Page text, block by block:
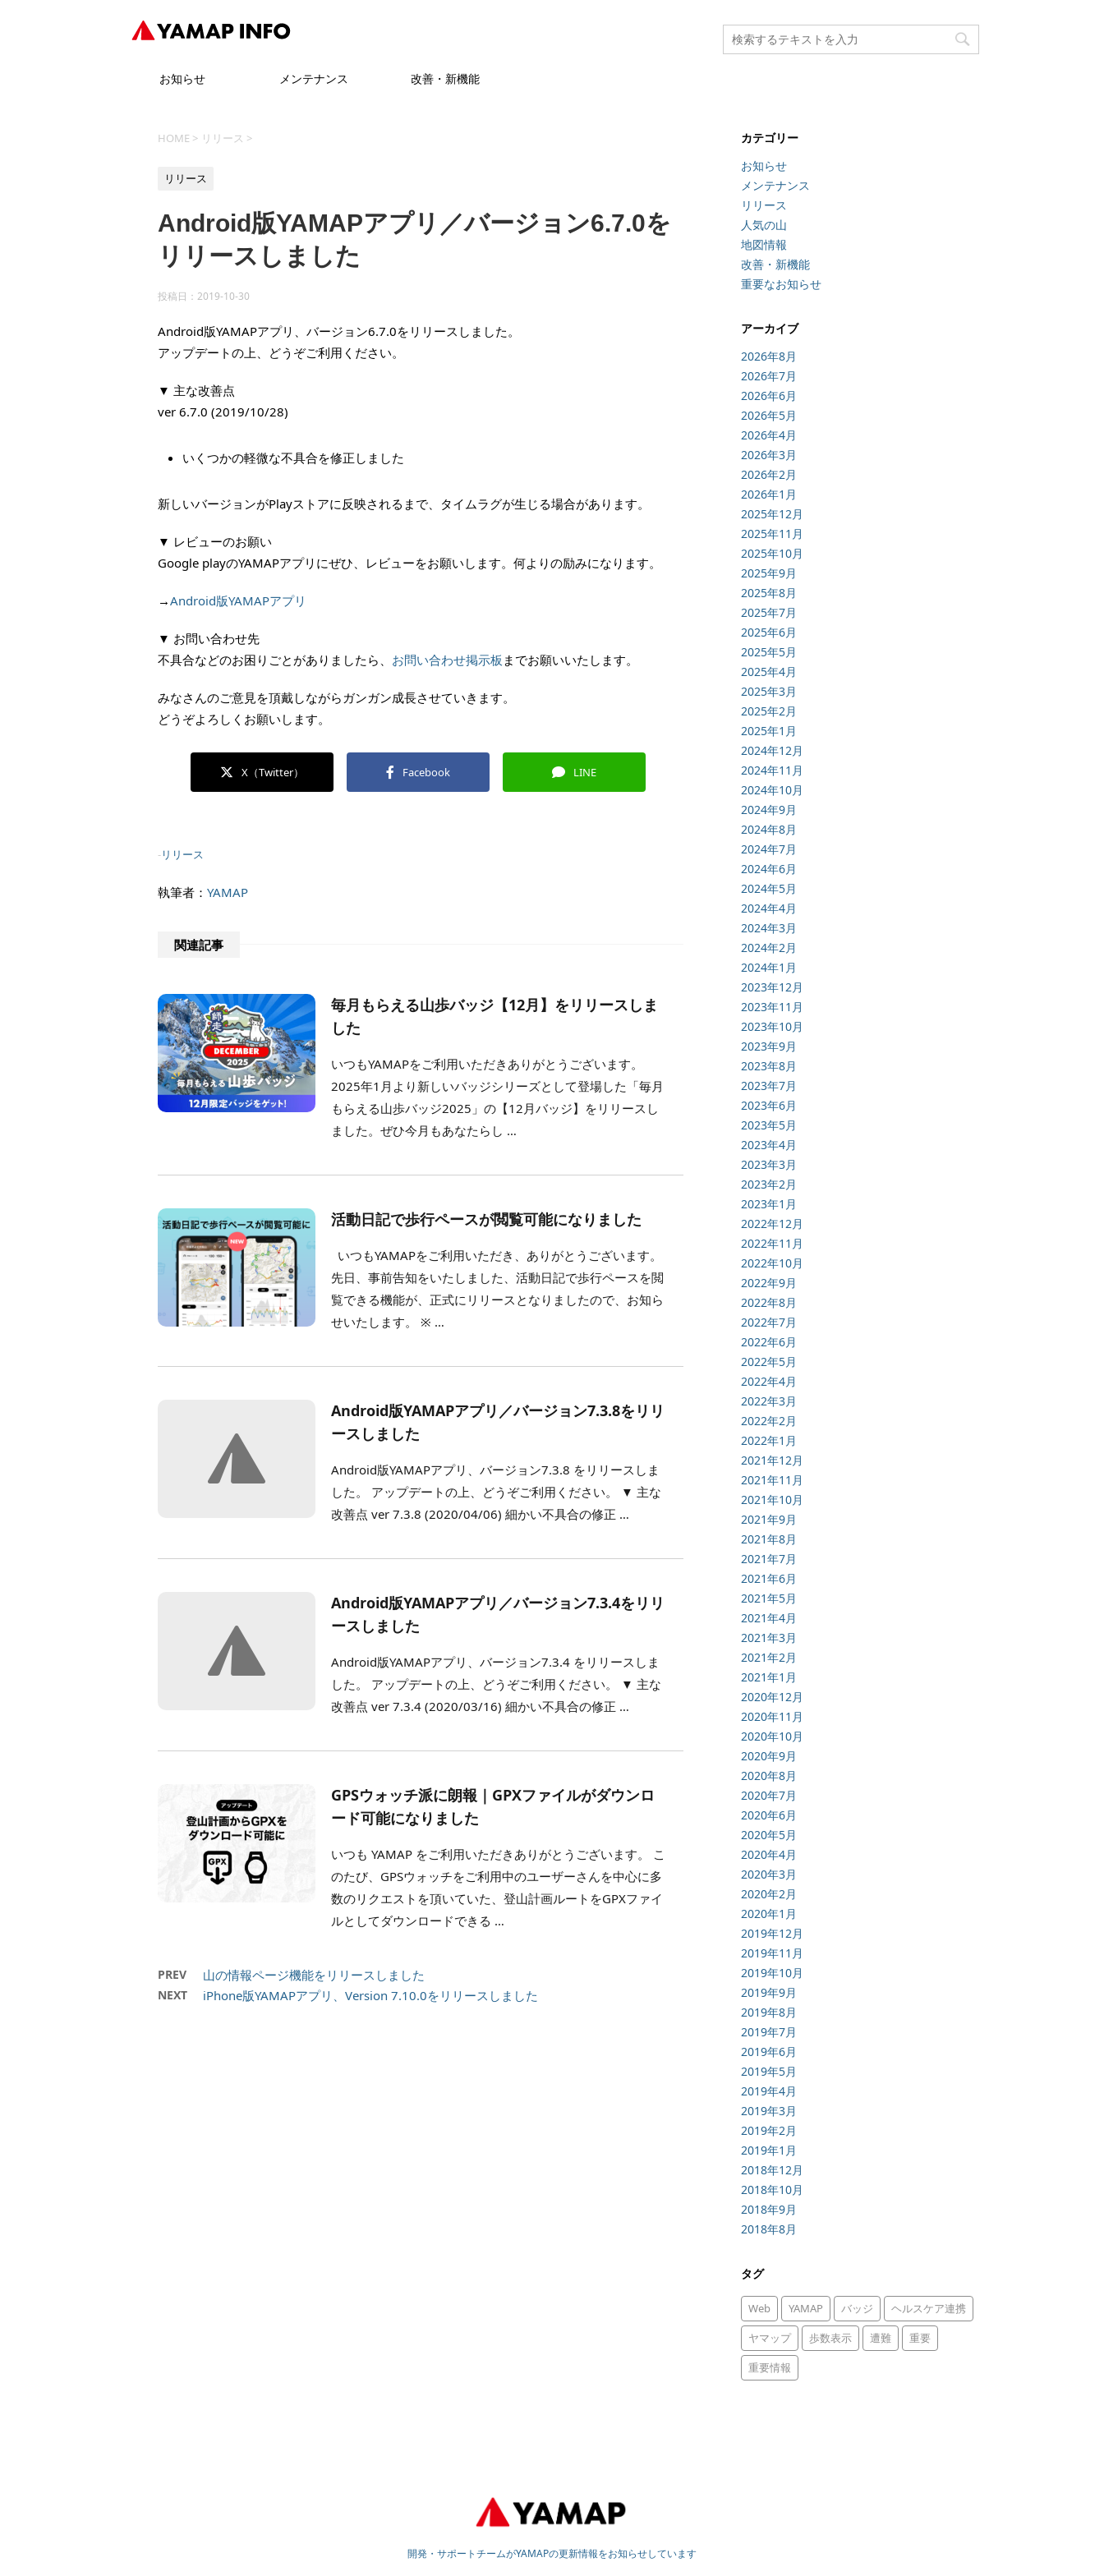
お知らせ メンテナンス 改善・新機能
HOME > リリース >
リリース
Android版YAMAPアプリ／バージョン6.7.0を
リリースしました
投稿日： 2019-10-30
Android版YAMAPアプリ、バージョン6.7.0をリリースしました。
アップデートの上、どうぞご利用ください。
▼ 主な改善点
ver 6.7.0 (2019/10/28)
いくつかの軽微な不具合を修正しました
新しいバージョンがPlayストアに反映されるまで、タイムラグが生じる場合があります。
▼ レビューのお願い
Google playのYAMAPアプリにぜひ、レビューをお願いします。何よりの励みになります。
→Android版YAMAPアプリ
▼ お問い合わせ先
不具合などのお困りごとがありましたら、 お問い合わせ掲示板 までお願いいたします。
みなさんのご意見を頂戴しながらガンガン成長させていきます。
どうぞよろしくお願いします。
X（Twitter） Facebook LINE
-リリース
執筆者： YAMAP
関連記事
毎月もらえる山歩バッジ【12月】をリリースしま
した
いつもYAMAPをご利用いただきありがとうございます。
2025年1月より新しいバッジシリーズとして登場した「毎月
もらえる山歩バッジ2025」の【12月バッジ】をリリースし
ました。ぜひ今月もあなたらし …
活動日記で歩行ペースが閲覧可能になりました
いつもYAMAPをご利用いただき、ありがとうございます。
先日、事前告知をいたしました、活動日記で歩行ペースを閲
覧できる機能が、正式にリリースとなりましたので、お知ら
せいたします。 ※ …
Android版YAMAPアプリ／バージョン7.3.8をリリ
ースしました
Android版YAMAPアプリ、バージョン7.3.8 をリリースしま
した。 アップデートの上、どうぞご利用ください。 ▼ 主な
改善点 ver 7.3.8 (2020/04/06) 細かい不具合の修正 …
Android版YAMAPアプリ／バージョン7.3.4をリリ
ースしました
Android版YAMAPアプリ、バージョン7.3.4 をリリースしま
した。 アップデートの上、どうぞご利用ください。 ▼ 主な
改善点 ver 7.3.4 (2020/03/16) 細かい不具合の修正 …
GPSウォッチ派に朗報｜GPXファイルがダウンロ
ード可能になりました
いつも YAMAP をご利用いただきありがとうございます。 こ
のたび、GPSウォッチをご利用中のユーザーさんを中心に多
数のリクエストを頂いていた、登山計画ルートをGPXファイ
ルとしてダウンロードできる …
PREV 山の情報ページ機能をリリースしました
NEXT iPhone版YAMAPアプリ、Version 7.10.0をリリースしました
カテゴリー
お知らせ
メンテナンス
リリース
人気の山
地図情報
改善・新機能
重要なお知らせ
アーカイブ
2026年8月
2026年7月
2026年6月
2026年5月
2026年4月
2026年3月
2026年2月
2026年1月
2025年12月
2025年11月
2025年10月
2025年9月
2025年8月
2025年7月
2025年6月
2025年5月
2025年4月
2025年3月
2025年2月
2025年1月
2024年12月
2024年11月
2024年10月
2024年9月
2024年8月
2024年7月
2024年6月
2024年5月
2024年4月
2024年3月
2024年2月
2024年1月
2023年12月
2023年11月
2023年10月
2023年9月
2023年8月
2023年7月
2023年6月
2023年5月
2023年4月
2023年3月
2023年2月
2023年1月
2022年12月
2022年11月
2022年10月
2022年9月
2022年8月
2022年7月
2022年6月
2022年5月
2022年4月
2022年3月
2022年2月
2022年1月
2021年12月
2021年11月
2021年10月
2021年9月
2021年8月
2021年7月
2021年6月
2021年5月
2021年4月
2021年3月
2021年2月
2021年1月
2020年12月
2020年11月
2020年10月
2020年9月
2020年8月
2020年7月
2020年6月
2020年5月
2020年4月
2020年3月
2020年2月
2020年1月
2019年12月
2019年11月
2019年10月
2019年9月
2019年8月
2019年7月
2019年6月
2019年5月
2019年4月
2019年3月
2019年2月
2019年1月
2018年12月
2018年10月
2018年9月
2018年8月
タグ
Web YAMAP バッジ
ヘルスケア連携
ヤマップ
歩数表示 遭難
重要
重要情報
開発・サポートチームがYAMAPの更新情報をお知らせしています